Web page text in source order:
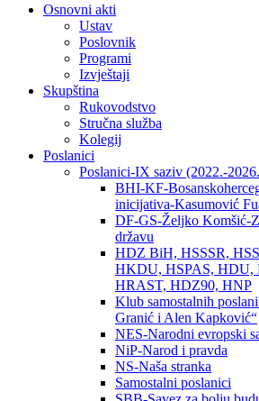
Osnovni akti
Ustav
Poslovnik
Programi
Izvještaji
Skupština
Rukovodstvo
Stručna služba
Kolegij
Poslanici
Poslanici-IX saziv (2022.-
BHI-KF-
inicijativa-Kasumović
DF-GS-Željko Komšić-
državu
HDZ BiH, HSSSR,
HKDU, HSPAS, HDU,
HRAST, HDZ90, HNP
Klub samostalnih
Granić i Alen Kapković“
NES-Narodni evropski
NiP-Narod i pravda
NS-Naša stranka
Samostalni poslanici